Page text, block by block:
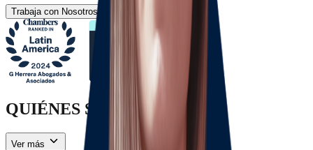
Trabaja con Nosotros
QUIÉNES SOMOS
Ver más